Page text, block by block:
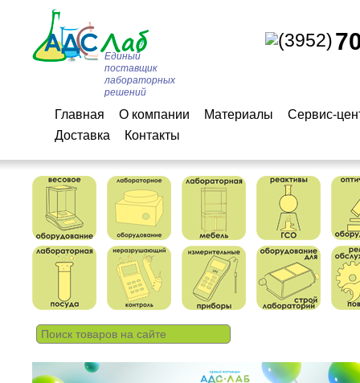
(3952)
Единый
поставщик
лабораторных
решений
Главная О компании Материалы
Сервис-
Доставка
Контакты